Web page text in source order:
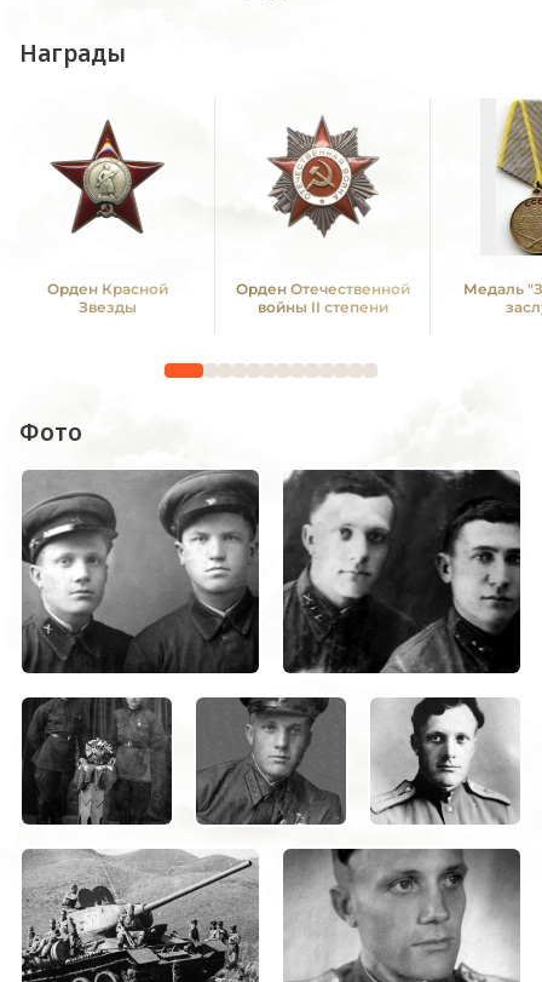
Награды
Орден Красной
Звезды
Орден Отечественной
войны II степени
Медаль
Фото